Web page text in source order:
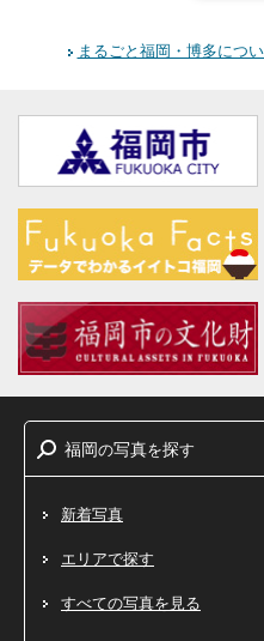
まるごと福岡・博多につ
福岡の写真を探す
新着写真
エリアで探す
すべての写真を見る